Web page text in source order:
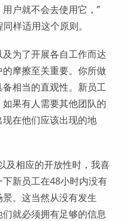
户就不会去使用它，”
样适用这个原则。
为了开展各自工作而达
摩擦至关重要。你所做
相当的直观性。新员工
果有人需要其他团队的
在他们应该出现的地
及相应的开放性时，我喜
新员工在48小时内没有
。这当然从没有发生
就必须拥有足够的信息